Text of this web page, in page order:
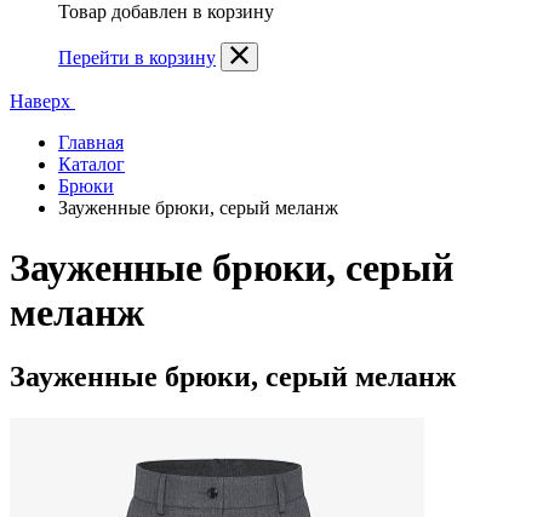
Товар добавлен в корзину
Перейти в корзину
Наверх
Главная
Каталог
Брюки
Зауженные брюки, серый меланж
Зауженные брюки, серый
меланж
Зауженные брюки, серый меланж